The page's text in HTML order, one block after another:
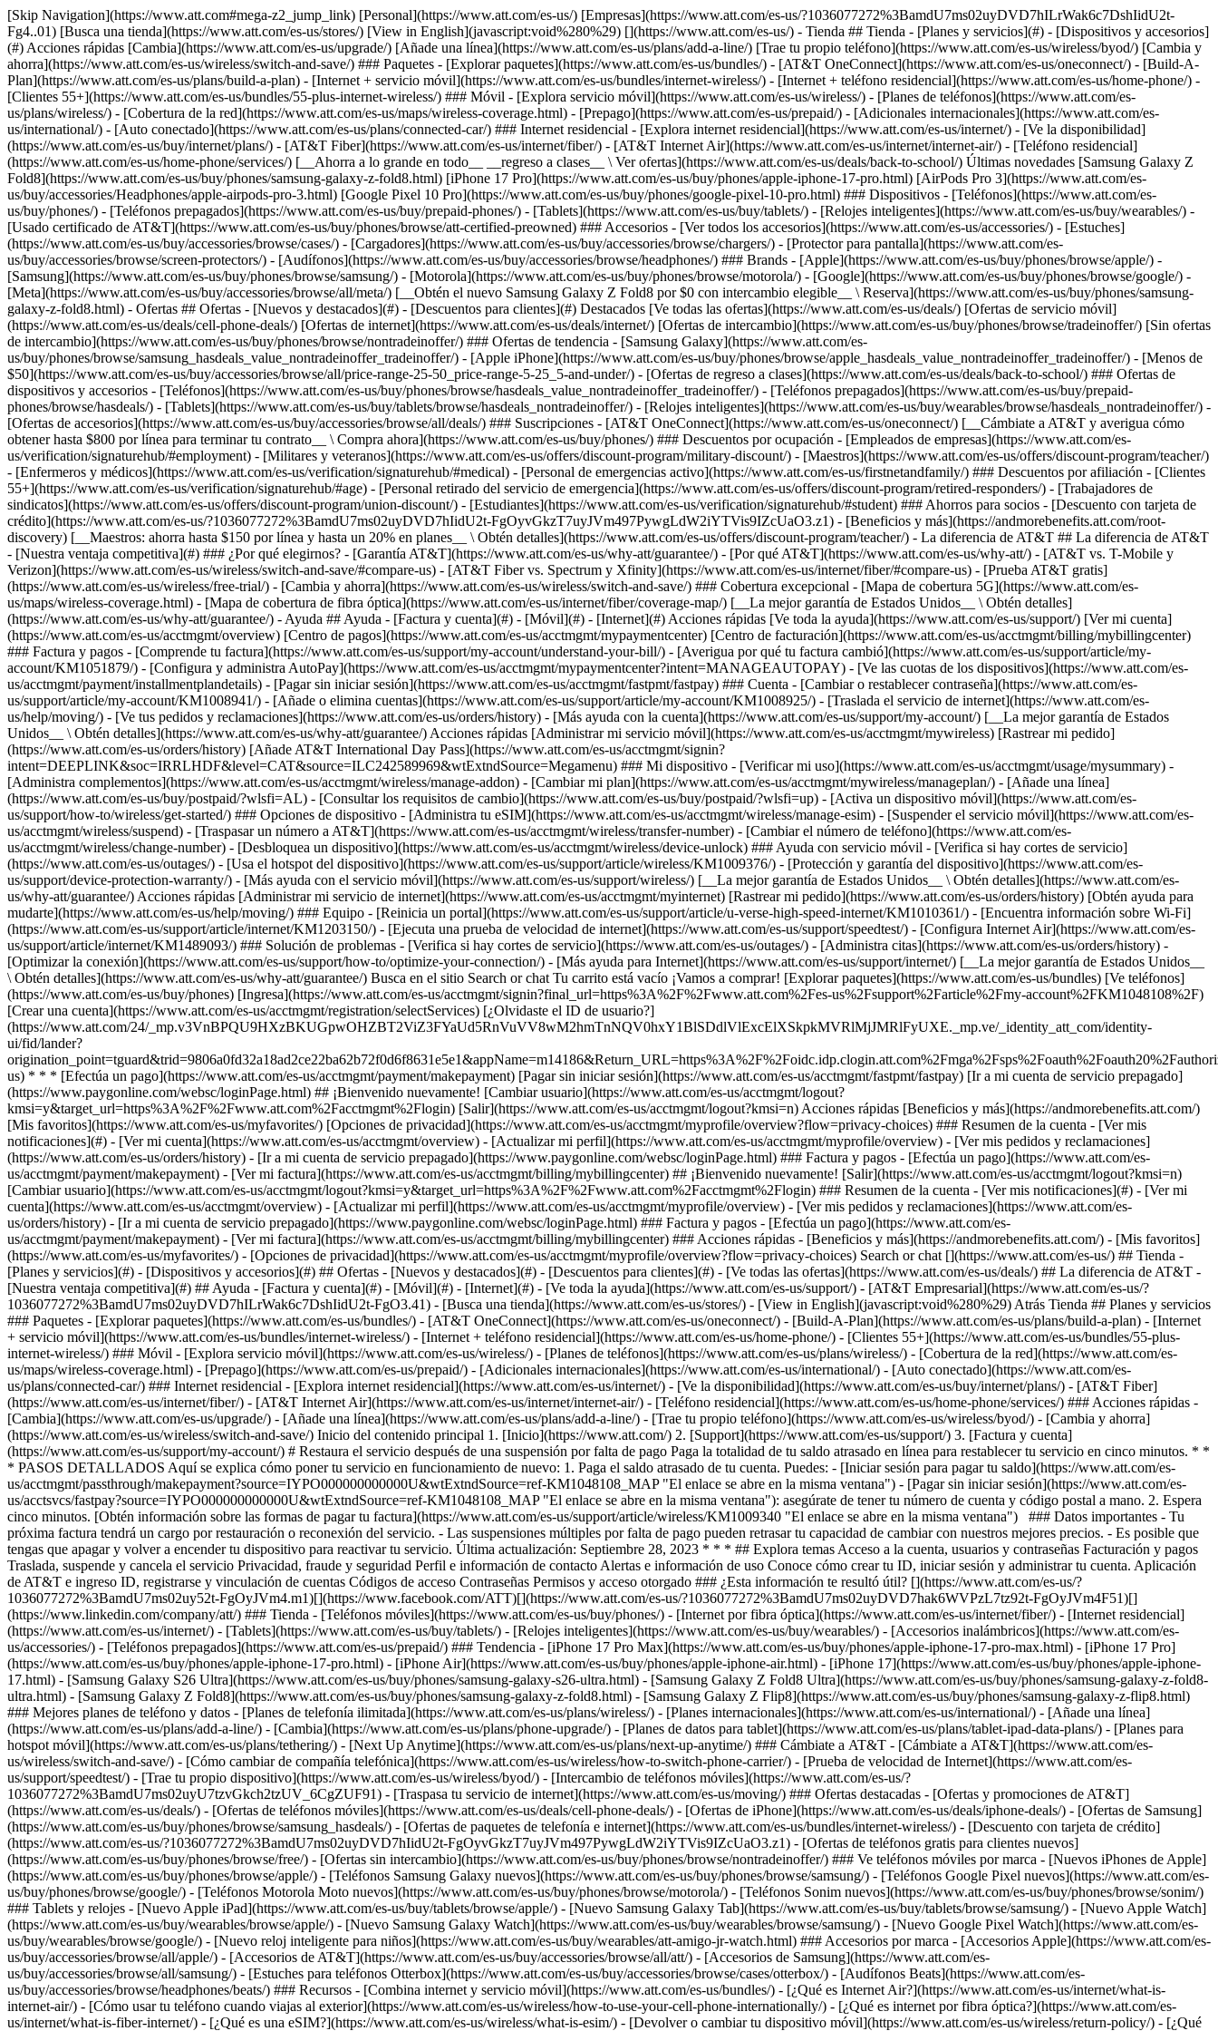
[Skip Navigation](https://www.att.com#mega-z2_jump_link) [Personal](https://www.att.com/es-us/) [Empresas](https://www.att.com/es-us/?1036077272%3BamdU7ms02uyDVD7hILrWak6c7DshIidU2t-Fg4..01) [Busca una tienda](https://www.att.com/es-us/stores/) [View in English](javascript:void%280%29) [](https://www.att.com/es-us/) - Tienda ## Tienda - [Planes y servicios](#) - [Dispositivos y accesorios](#) Acciones rápidas [Cambia](https://www.att.com/es-us/upgrade/) [Añade una línea](https://www.att.com/es-us/plans/add-a-line/) [Trae tu propio teléfono](https://www.att.com/es-us/wireless/byod/) [Cambia y ahorra](https://www.att.com/es-us/wireless/switch-and-save/) ### Paquetes - [Explorar paquetes](https://www.att.com/es-us/bundles/) - [AT&T OneConnect](https://www.att.com/es-us/oneconnect/) - [Build-A-Plan](https://www.att.com/es-us/plans/build-a-plan) - [Internet + servicio móvil](https://www.att.com/es-us/bundles/internet-wireless/) - [Internet + teléfono residencial](https://www.att.com/es-us/home-phone/) - [Clientes 55+](https://www.att.com/es-us/bundles/55-plus-internet-wireless/) ### Móvil - [Explora servicio móvil](https://www.att.com/es-us/wireless/) - [Planes de teléfonos](https://www.att.com/es-us/plans/wireless/) - [Cobertura de la red](https://www.att.com/es-us/maps/wireless-coverage.html) - [Prepago](https://www.att.com/es-us/prepaid/) - [Adicionales internacionales](https://www.att.com/es-us/international/) - [Auto conectado](https://www.att.com/es-us/plans/connected-car/) ### Internet residencial - [Explora internet residencial](https://www.att.com/es-us/internet/) - [Ve la disponibilidad](https://www.att.com/es-us/buy/internet/plans/) - [AT&T Fiber](https://www.att.com/es-us/internet/fiber/) - [AT&T Internet Air](https://www.att.com/es-us/internet/internet-air/) - [Teléfono residencial](https://www.att.com/es-us/home-phone/services/) [__Ahorra a lo grande en todo__ __regreso a clases__ \ Ver ofertas](https://www.att.com/es-us/deals/back-to-school/) Últimas novedades [Samsung Galaxy Z Fold8](https://www.att.com/es-us/buy/phones/samsung-galaxy-z-fold8.html) [iPhone 17 Pro](https://www.att.com/es-us/buy/phones/apple-iphone-17-pro.html) [AirPods Pro 3](https://www.att.com/es-us/buy/accessories/Headphones/apple-airpods-pro-3.html) [Google Pixel 10 Pro](https://www.att.com/es-us/buy/phones/google-pixel-10-pro.html) ### Dispositivos - [Teléfonos](https://www.att.com/es-us/buy/phones/) - [Teléfonos prepagados](https://www.att.com/es-us/buy/prepaid-phones/) - [Tablets](https://www.att.com/es-us/buy/tablets/) - [Relojes inteligentes](https://www.att.com/es-us/buy/wearables/) - [Usado certificado de AT&T](https://www.att.com/es-us/buy/phones/browse/att-certified-preowned) ### Accesorios - [Ver todos los accesorios](https://www.att.com/es-us/accessories/) - [Estuches](https://www.att.com/es-us/buy/accessories/browse/cases/) - [Cargadores](https://www.att.com/es-us/buy/accessories/browse/chargers/) - [Protector para pantalla](https://www.att.com/es-us/buy/accessories/browse/screen-protectors/) - [Audífonos](https://www.att.com/es-us/buy/accessories/browse/headphones/) ### Brands - [Apple](https://www.att.com/es-us/buy/phones/browse/apple/) - [Samsung](https://www.att.com/es-us/buy/phones/browse/samsung/) - [Motorola](https://www.att.com/es-us/buy/phones/browse/motorola/) - [Google](https://www.att.com/es-us/buy/phones/browse/google/) - [Meta](https://www.att.com/es-us/buy/accessories/browse/all/meta/) [__Obtén el nuevo Samsung Galaxy Z Fold8 por $0 con intercambio elegible__ \ Reserva](https://www.att.com/es-us/buy/phones/samsung-galaxy-z-fold8.html) - Ofertas ## Ofertas - [Nuevos y destacados](#) - [Descuentos para clientes](#) Destacados [Ve todas las ofertas](https://www.att.com/es-us/deals/) [Ofertas de servicio móvil](https://www.att.com/es-us/deals/cell-phone-deals/) [Ofertas de internet](https://www.att.com/es-us/deals/internet/) [Ofertas de intercambio](https://www.att.com/es-us/buy/phones/browse/tradeinoffer/) [Sin ofertas de intercambio](https://www.att.com/es-us/buy/phones/browse/nontradeinoffer/) ### Ofertas de tendencia - [Samsung Galaxy](https://www.att.com/es-us/buy/phones/browse/samsung_hasdeals_value_nontradeinoffer_tradeinoffer/) - [Apple iPhone](https://www.att.com/es-us/buy/phones/browse/apple_hasdeals_value_nontradeinoffer_tradeinoffer/) - [Menos de $50](https://www.att.com/es-us/buy/accessories/browse/all/price-range-25-50_price-range-5-25_5-and-under/) - [Ofertas de regreso a clases](https://www.att.com/es-us/deals/back-to-school/) ### Ofertas de dispositivos y accesorios - [Teléfonos](https://www.att.com/es-us/buy/phones/browse/hasdeals_value_nontradeinoffer_tradeinoffer/) - [Teléfonos prepagados](https://www.att.com/es-us/buy/prepaid-phones/browse/hasdeals/) - [Tablets](https://www.att.com/es-us/buy/tablets/browse/hasdeals_nontradeinoffer/) - [Relojes inteligentes](https://www.att.com/es-us/buy/wearables/browse/hasdeals_nontradeinoffer/) - [Ofertas de accesorios](https://www.att.com/es-us/buy/accessories/browse/all/deals/) ### Suscripciones - [AT&T OneConnect](https://www.att.com/es-us/oneconnect/) [__Cámbiate a AT&T y averigua cómo obtener hasta $800 por línea para terminar tu contrato__ \ Compra ahora](https://www.att.com/es-us/buy/phones/) ### Descuentos por ocupación - [Empleados de empresas](https://www.att.com/es-us/verification/signaturehub/#employment) - [Militares y veteranos](https://www.att.com/es-us/offers/discount-program/military-discount/) - [Maestros](https://www.att.com/es-us/offers/discount-program/teacher/) - [Enfermeros y médicos](https://www.att.com/es-us/verification/signaturehub/#medical) - [Personal de emergencias activo](https://www.att.com/es-us/firstnetandfamily/) ### Descuentos por afiliación - [Clientes 55+](https://www.att.com/es-us/verification/signaturehub/#age) - [Personal retirado del servicio de emergencia](https://www.att.com/es-us/offers/discount-program/retired-responders/) - [Trabajadores de sindicatos](https://www.att.com/es-us/offers/discount-program/union-discount/) - [Estudiantes](https://www.att.com/es-us/verification/signaturehub/#student) ### Ahorros para socios - [Descuento con tarjeta de crédito](https://www.att.com/es-us/?1036077272%3BamdU7ms02uyDVD7hIidU2t-FgOyvGkzT7uyJVm497PywgLdW2iYTVis9IZcUaO3.z1) - [Beneficios y más](https://andmorebenefits.att.com/root-discovery) [__Maestros: ahorra hasta $150 por línea y hasta un 20% en planes__ \ Obtén detalles](https://www.att.com/es-us/offers/discount-program/teacher/) - La diferencia de AT&T ## La diferencia de AT&T - [Nuestra ventaja competitiva](#) ### ¿Por qué elegirnos? - [Garantía AT&T](https://www.att.com/es-us/why-att/guarantee/) - [Por qué AT&T](https://www.att.com/es-us/why-att/) - [AT&T vs. T-Mobile y Verizon](https://www.att.com/es-us/wireless/switch-and-save/#compare-us) - [AT&T Fiber vs. Spectrum y Xfinity](https://www.att.com/es-us/internet/fiber/#compare-us) - [Prueba AT&T gratis](https://www.att.com/es-us/wireless/free-trial/) - [Cambia y ahorra](https://www.att.com/es-us/wireless/switch-and-save/) ### Cobertura excepcional - [Mapa de cobertura 5G](https://www.att.com/es-us/maps/wireless-coverage.html) - [Mapa de cobertura de fibra óptica](https://www.att.com/es-us/internet/fiber/coverage-map/) [__La mejor garantía de Estados Unidos__ \ Obtén detalles](https://www.att.com/es-us/why-att/guarantee/) - Ayuda ## Ayuda - [Factura y cuenta](#) - [Móvil](#) - [Internet](#) Acciones rápidas [Ve toda la ayuda](https://www.att.com/es-us/support/) [Ver mi cuenta](https://www.att.com/es-us/acctmgmt/overview) [Centro de pagos](https://www.att.com/es-us/acctmgmt/mypaymentcenter) [Centro de facturación](https://www.att.com/es-us/acctmgmt/billing/mybillingcenter) ### Factura y pagos - [Comprende tu factura](https://www.att.com/es-us/support/my-account/understand-your-bill/) - [Averigua por qué tu factura cambió](https://www.att.com/es-us/support/article/my-account/KM1051879/) - [Configura y administra AutoPay](https://www.att.com/es-us/acctmgmt/mypaymentcenter?intent=MANAGEAUTOPAY) - [Ve las cuotas de los dispositivos](https://www.att.com/es-us/acctmgmt/payment/installmentplandetails) - [Pagar sin iniciar sesión](https://www.att.com/es-us/acctmgmt/fastpmt/fastpay) ### Cuenta - [Cambiar o restablecer contraseña](https://www.att.com/es-us/support/article/my-account/KM1008941/) - [Añade o elimina cuentas](https://www.att.com/es-us/support/article/my-account/KM1008925/) - [Traslada el servicio de internet](https://www.att.com/es-us/help/moving/) - [Ve tus pedidos y reclamaciones](https://www.att.com/es-us/orders/history) - [Más ayuda con la cuenta](https://www.att.com/es-us/support/my-account/) [__La mejor garantía de Estados Unidos__ \ Obtén detalles](https://www.att.com/es-us/why-att/guarantee/) Acciones rápidas [Administrar mi servicio móvil](https://www.att.com/es-us/acctmgmt/mywireless) [Rastrear mi pedido](https://www.att.com/es-us/orders/history) [Añade AT&T International Day Pass](https://www.att.com/es-us/acctmgmt/signin?intent=DEEPLINK&soc=IRRLHDF&level=CAT&source=ILC242589969&wtExtndSource=Megamenu) ### Mi dispositivo - [Verificar mi uso](https://www.att.com/es-us/acctmgmt/usage/mysummary) - [Administra complementos](https://www.att.com/es-us/acctmgmt/wireless/manage-addon) - [Cambiar mi plan](https://www.att.com/es-us/acctmgmt/mywireless/manageplan/) - [Añade una línea](https://www.att.com/es-us/buy/postpaid/?wlsfi=AL) - [Consultar los requisitos de cambio](https://www.att.com/es-us/buy/postpaid/?wlsfi=up) - [Activa un dispositivo móvil](https://www.att.com/es-us/
Search or chat [](https://www.att.com/es-us/) ## Tienda -
[Planes y servicios](#) - [Dispositivos y accesorios](#) ## Ofertas - [Nuevos y destacados](#) - [Descuentos para clientes](#) - [Ve todas las ofertas](https://www.att.com/es-us/deals/) ## La diferencia de AT&T -
[Nuestra ventaja competitiva](#) ## Ayuda - [Factura y cuenta](#) - [Móvil](#) - [Internet](#) - [Ve toda la ayuda](https://www.att.com/es-us/support/) - [AT&T Empresarial](https://www.att.com/es-us/?1036077272%3BamdU7ms02uyDVD7hILrWak6c7DshIidU2t-FgO3.41) - [Busca una tienda](https://www.att.com/es-us/stores/) - [View in English](javascript:void%280%29) Atrás Tienda ## Planes y servicios ### Paquetes - [Explorar paquetes](https://www.att.com/es-us/bundles/) - [AT&T OneConnect](https://www.att.com/es-us/oneconnect/) - [Build-A-Plan](https://www.att.com/es-us/plans/build-a-plan) - [Internet + servicio móvil](https://www.att.com/es-us/bundles/internet-wireless/) - [Internet + teléfono residencial](https://www.att.com/es-us/home-phone/) - [Clientes 55+](https://www.att.com/es-us/bundles/55-plus-internet-wireless/) ### Móvil - [Explora servicio móvil](https://www.att.com/es-us/wireless/) - [Planes de teléfonos](https://www.att.com/es-us/plans/wireless/) - [Cobertura de la red](https://www.att.com/es-us/maps/wireless-coverage.html) - [Prepago](https://www.att.com/es-us/prepaid/) - [Adicionales internacionales](https://www.att.com/es-us/international/) - [Auto conectado](https://www.att.com/es-us/plans/connected-car/) ### Internet residencial - [Explora internet residencial](https://www.att.com/es-us/internet/) - [Ve la disponibilidad](https://www.att.com/es-us/buy/internet/plans/) - [AT&T Fiber](https://www.att.com/es-us/internet/fiber/) - [AT&T Internet Air](https://www.att.com/es-us/internet/internet-air/) - [Teléfono residencial](https://www.att.com/es-us/home-phone/services/) ### Acciones rápidas - [Cambia](https://www.att.com/es-us/upgrade/) - [Añade una línea](https://www.att.com/es-us/plans/add-a-line/) - [Trae tu propio teléfono](https://www.att.com/es-us/wireless/byod/) - [Cambia y ahorra](https://www.att.com/es-us/wireless/switch-and-save/) Inicio del contenido principal 1. [Inicio](https://www.att.com/) 2. [Support](https://www.att.com/es-us/support/) 3. [Factura y cuenta](https://www.att.com/es-us/support/my-account/) # Restaura el servicio después de una suspensión por falta de pago Paga la totalidad de tu saldo atrasado en línea para restablecer tu servicio en cinco minutos. * * * PASOS DETALLADOS Aquí se explica cómo poner tu servicio en funcionamiento de nuevo: 1. Paga el saldo atrasado de tu cuenta. Puedes: - [Iniciar sesión para pagar tu saldo](https://www.att.com/es-us/acctmgmt/passthrough/makepayment?source=IYPO000000000000U&wtExtndSource=ref-KM1048108_MAP "El enlace se abre en la misma ventana") - [Pagar sin iniciar sesión](https://www.att.com/es-us/acctsvcs/fastpay?source=IYPO000000000000U&wtExtndSource=ref-KM1048108_MAP "El enlace se abre en la misma ventana"): asegúrate de tener tu número de cuenta y código postal a mano. 2. Espera cinco minutos. [Obtén información sobre las formas de pagar tu factura](https://www.att.com/es-us/support/article/wireless/KM1009340 "El enlace se abre en la misma ventana") ### Datos importantes - Tu próxima factura tendrá un cargo por restauración o reconexión del servicio. - Las suspensiones múltiples por falta de pago pueden retrasar tu capacidad de cambiar con nuestros mejores precios. - Es posible que tengas que apagar y volver a encender tu dispositivo para reactivar tu servicio. Última actualización: Septiembre 28, 2023 * * * ## Explora temas Acceso a la cuenta, usuarios y contraseñas Facturación y pagos Traslada, suspende y cancela el servicio Privacidad, fraude y seguridad Perfil e información de contacto Alertas e información de uso Conoce cómo crear tu ID, iniciar sesión y administrar tu cuenta. Aplicación de AT&T e ingreso ID, registrarse y vinculación de cuentas Códigos de acceso Contraseñas Permisos y acceso otorgado ### ¿Esta información te resultó útil? [](https://www.att.com/es-us/?1036077272%3BamdU7ms02uy52t-FgOyJVm4.m1)[](https://www.facebook.com/ATT)[](https://www.att.com/es-us/?1036077272%3BamdU7ms02uyDVD7hak6WVPzL7tz92t-FgOyJVm4F51)[](https://www.linkedin.com/company/att/) ### Tienda - [Teléfonos móviles](https://www.att.com/es-us/buy/phones/) - [Internet por fibra óptica](https://www.att.com/es-us/internet/fiber/) - [Internet residencial](https://www.att.com/es-us/internet/) - [Tablets](https://www.att.com/es-us/buy/tablets/) - [Relojes inteligentes](https://www.att.com/es-us/buy/wearables/) - [Accesorios inalámbricos](https://www.att.com/es-us/accessories/) - [Teléfonos prepagados](https://www.att.com/es-us/prepaid/) ### Tendencia - [iPhone 17 Pro Max](https://www.att.com/es-us/buy/phones/apple-iphone-17-pro-max.html) - [iPhone 17 Pro](https://www.att.com/es-us/buy/phones/apple-iphone-17-pro.html) - [iPhone Air](https://www.att.com/es-us/buy/phones/apple-iphone-air.html) - [iPhone 17](https://www.att.com/es-us/buy/phones/apple-iphone-17.html) - [Samsung Galaxy S26 Ultra](https://www.att.com/es-us/buy/phones/samsung-galaxy-s26-ultra.html) - [Samsung Galaxy Z Fold8 Ultra](https://www.att.com/es-us/buy/phones/samsung-galaxy-z-fold8-ultra.html) - [Samsung Galaxy Z Fold8](https://www.att.com/es-us/buy/phones/samsung-galaxy-z-fold8.html) - [Samsung Galaxy Z Flip8](https://www.att.com/es-us/buy/phones/samsung-galaxy-z-flip8.html) ### Mejores planes de teléfono y datos - [Planes de telefonía ilimitada](https://www.att.com/es-us/plans/wireless/) - [Planes internacionales](https://www.att.com/es-us/international/) - [Añade una línea](https://www.att.com/es-us/plans/add-a-line/) - [Cambia](https://www.att.com/es-us/plans/phone-upgrade/) - [Planes de datos para tablet](https://www.att.com/es-us/plans/tablet-ipad-data-plans/) - [Planes para hotspot móvil](https://www.att.com/es-us/plans/tethering/) - [Next Up Anytime](https://www.att.com/es-us/plans/next-up-anytime/) ### Cámbiate a AT&T - [Cámbiate a AT&T](https://www.att.com/es-us/wireless/switch-and-save/) - [Cómo cambiar de compañía telefónica](https://www.att.com/es-us/wireless/how-to-switch-phone-carrier/) - [Prueba de velocidad de Internet](https://www.att.com/es-us/support/speedtest/) - [Trae tu propio dispositivo](https://www.att.com/es-us/wireless/byod/) - [Intercambio de teléfonos móviles](https://www.att.com/es-us/?1036077272%3BamdU7ms02uyU7tzvGkch2tzUV_6CgZUF91) - [Traspasa tu servicio de internet](https://www.att.com/es-us/moving/) ### Ofertas destacadas - [Ofertas y promociones de AT&T](https://www.att.com/es-us/deals/) - [Ofertas de teléfonos móviles](https://www.att.com/es-us/deals/cell-phone-deals/) - [Ofertas de iPhone](https://www.att.com/es-us/deals/iphone-deals/) - [Ofertas de Samsung](https://www.att.com/es-us/buy/phones/browse/samsung_hasdeals/) - [Ofertas de paquetes de telefonía e internet](https://www.att.com/es-us/bundles/internet-wireless/) - [Descuento con tarjeta de crédito](https://www.att.com/es-us/?1036077272%3BamdU7ms02uyDVD7hIidU2t-FgOyvGkzT7uyJVm497PywgLdW2iYTVis9IZcUaO3.z1) - [Ofertas de teléfonos gratis para clientes nuevos](https://www.att.com/es-us/buy/phones/browse/free/) - [Ofertas sin intercambio](https://www.att.com/es-us/buy/phones/browse/nontradeinoffer/) ### Ve teléfonos móviles por marca - [Nuevos iPhones de Apple](https://www.att.com/es-us/buy/phones/browse/apple/) - [Teléfonos Samsung Galaxy nuevos](https://www.att.com/es-us/buy/phones/browse/samsung/) - [Teléfonos Google Pixel nuevos](https://www.att.com/es-us/buy/phones/browse/google/) - [Teléfonos Motorola Moto nuevos](https://www.att.com/es-us/buy/phones/browse/motorola/) - [Teléfonos Sonim nuevos](https://www.att.com/es-us/buy/phones/browse/sonim/) ### Tablets y relojes - [Nuevo Apple iPad](https://www.att.com/es-us/buy/tablets/browse/apple/) - [Nuevo Samsung Galaxy Tab](https://www.att.com/es-us/buy/tablets/browse/samsung/) - [Nuevo Apple Watch](https://www.att.com/es-us/buy/wearables/browse/apple/) - [Nuevo Samsung Galaxy Watch](https://www.att.com/es-us/buy/wearables/browse/samsung/) - [Nuevo Google Pixel Watch](https://www.att.com/es-us/buy/wearables/browse/google/) - [Nuevo reloj inteligente para niños](https://www.att.com/es-us/buy/wearables/att-amigo-jr-watch.html) ### Accesorios por marca - [Accesorios Apple](https://www.att.com/es-us/buy/accessories/browse/all/apple/) - [Accesorios de AT&T](https://www.att.com/es-us/buy/accessories/browse/all/att/) - [Accesorios de Samsung](https://www.att.com/es-us/buy/accessories/browse/all/samsung/) - [Estuches para teléfonos Otterbox](https://www.att.com/es-us/buy/accessories/browse/cases/otterbox/) - [Audífonos Beats](https://www.att.com/es-us/buy/accessories/browse/headphones/beats/) ### Recursos - [Combina internet y servicio móvil](https://www.att.com/es-us/bundles/) - [¿Qué es Internet Air?](https://www.att.com/es-us/internet/what-is-internet-air/) - [Cómo usar tu teléfono cuando viajas al exterior](https://www.att.com/es-us/wireless/how-to-use-your-cell-phone-internationally/) - [¿Qué es internet por fibra óptica?](https://www.att.com/es-us/internet/what-is-fiber-internet/) - [¿Qué es una eSIM?](https://www.att.com/es-us/wireless/what-is-esim/) - [Devolver o cambiar tu dispositivo móvil](https://www.att.com/es-us/wireless/return-policy/) - [¿Qué es Wi-Fi?](https://www.att.com/es-us/blog/what-is-wifi/) ### AT&T - [Busca una tienda](https://www.att.com/es-us/stores/) - [Sala de prensa](https://www.att.com/es-us/sdabout/?source=EB00CO0000000000L&wtExtndSource=footer) - [Inversionistas](https://www.att.com/es-us/?1036077272%3BamdU7ms02uywgLGc7DdF7LshIidU2t-Fg4..21) - [Responsabilidad corporativa](https://www.att.com/es-us/?1036077272%3BamdU7ms02uyWVi-UIkchIkqwgPcUeO6JVm4hIZy92N..q1) - [Empleo](https://www.att.jobs/) - [Ayuda e información](https://www.att.com/es-us/support/) - [Garantía AT&T](https://www.att.com/es-us/why-att/guarantee/) - [Archivos legibles por máquina de Datos sobre Broadband](https://www.att.com/es-us/broadbandlabels/broadband-facts-machine-readable-plans/) - [Código para compartir pantalla](#) * * * - [Blog Techbuzz](https://www.att.com/es-us/blog/) - [Comentarios](#) - [Correo electrónico de AT&T GRATIS con 1 TB de almacenamiento](https://www.att.com/es-us/partners/currently/email-sign-up/?source=EnEma